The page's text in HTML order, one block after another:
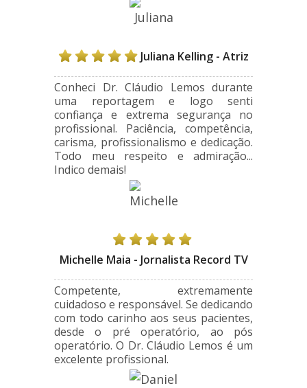
Juliana Kelling - Atriz
Conheci Dr. Cláudio Lemos durante
uma reportagem e logo senti
confiança e extrema segurança no
profissional. Paciência, competência,
carisma, profissionalismo e dedicação.
Todo meu respeito e admiração...
Indico demais!
Michelle Maia - Jornalista Record TV
Competente, extremamente
cuidadoso e responsável. Se dedicando
com todo carinho aos seus pacientes,
desde o pré operatório, ao pós
operatório. O Dr. Cláudio Lemos é um
excelente profissional.